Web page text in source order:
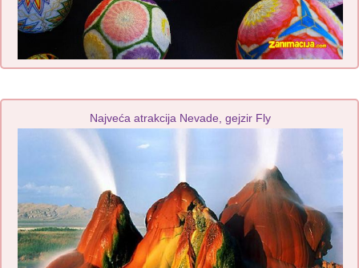
Najveća atrakcija Nevade, gejzir Fly